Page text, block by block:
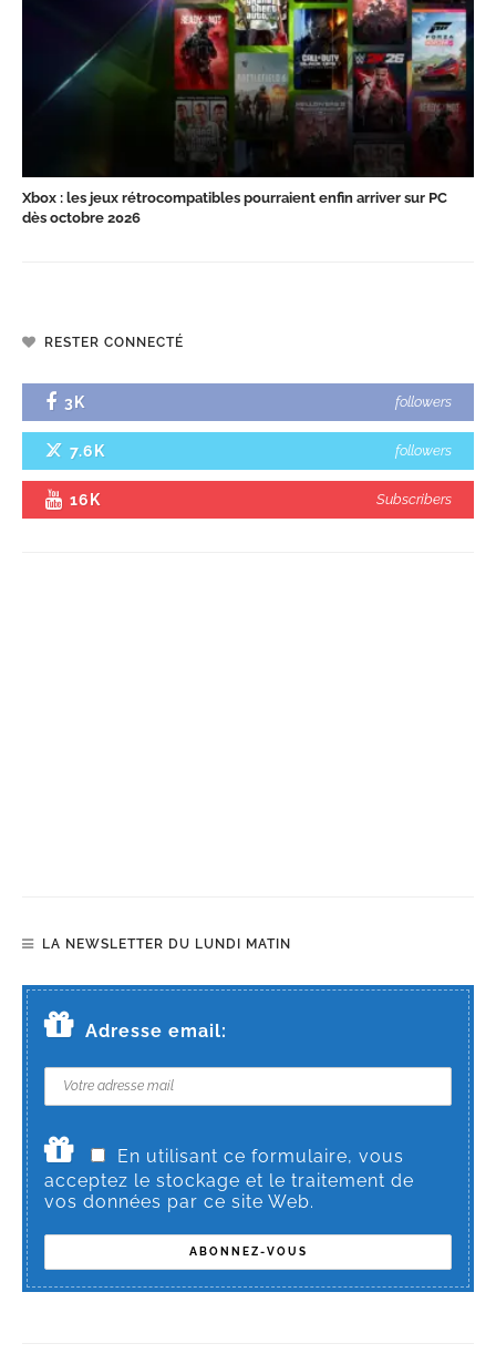
Xbox : les jeux rétrocompatibles pourraient enfin arriver sur PC
dès octobre 2026
RESTER CONNECTÉ
3K followers
7.6K followers
16K Subscribers
LA NEWSLETTER DU LUNDI MATIN
Adresse email:
En utilisant ce formulaire, vous
acceptez le stockage et le traitement de
vos données par ce site Web.